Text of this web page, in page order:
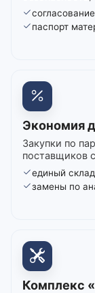
паспорт
Экономия
Закупки по
поставщиков
единый
замены по
Комплекс